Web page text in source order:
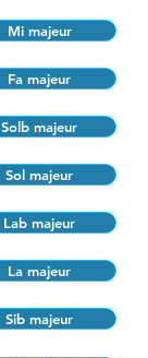
Mi majeur
Fa majeur
Solb majeur
Sol majeur
Lab majeur
La majeur
Sib majeur